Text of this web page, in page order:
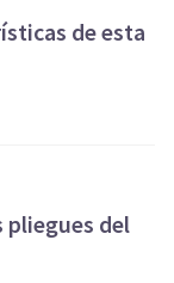
de esta
pliegues del